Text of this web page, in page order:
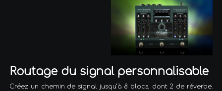
Routage du signal personnalisable
Créez un chemin de signal jusqu’à 8 blocs, dont 2 de réverbe.